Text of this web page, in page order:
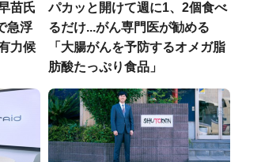
苗氏
急浮
力候
パカッと開けて週に1、2個食べ
るだけ...がん専門医が勧める
「大腸がんを予防するオメガ脂
肪酸たっぷり食品」